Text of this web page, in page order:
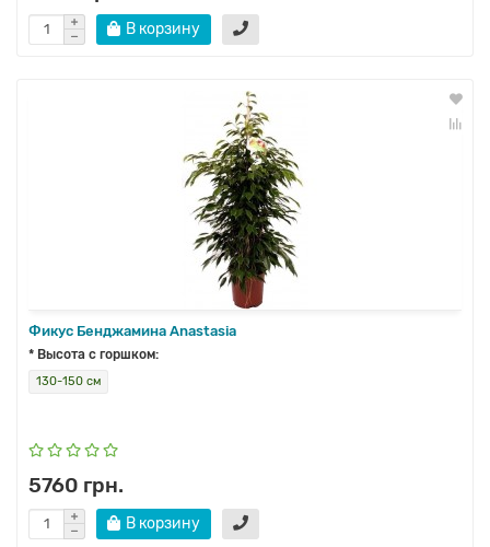
В корзину
Фикус Бенджамина Anastasia
* Высота с горшком:
130-150 см
5760 грн.
В корзину